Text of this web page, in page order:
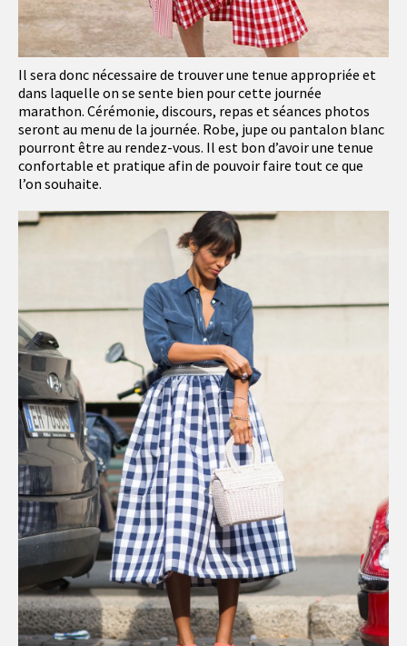
Il sera donc nécessaire de trouver une tenue appropriée et
dans laquelle on se sente bien pour cette journée
marathon. Cérémonie, discours, repas et séances photos
seront au menu de la journée. Robe, jupe ou pantalon blanc
pourront être au rendez-vous. Il est bon d’avoir une tenue
confortable et pratique afin de pouvoir faire tout ce que
l’on souhaite.